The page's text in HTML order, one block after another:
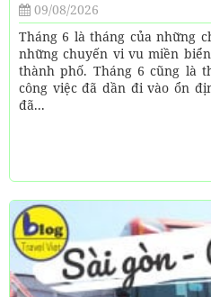
09/08/2026
Tháng 6 là tháng của những
những chuyến vi vu miền
thành phố. Tháng 6 cũng là
công việc đã dần đi vào ổn
đã...